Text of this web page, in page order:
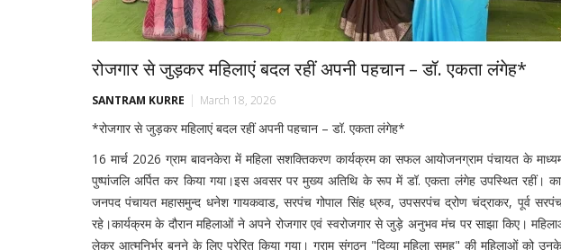
रोजगार से जुड़कर महिलाएं बदल रहीं अपनी पहचान – डॉ. एकता लंगेह*
SANTRAM KURRE March 18, 2026
*रोजगार से जुड़कर महिलाएं बदल रहीं अपनी पहचान – डॉ. एकता लंगेह*
16 मार्च 2026 ग्राम बावनकेरा में महिला सशक्तिकरण कार्यक्रम का सफल आयोजनग्राम पंचायत के
पुष्पांजलि अर्पित कर किया गया।इस अवसर पर मुख्य अतिथि के रूप में डॉ. एकता लंगेह उपस्थित रहीं।
जनपद पंचायत महासमुन्द धनेश गायकवाड, सरपंच गोपाल सिंह ध्रुव, उपसरपंच द्रोण चंद्राकर, पूर्व
रहे।कार्यक्रम के दौरान महिलाओं ने अपने रोजगार एवं स्वरोजगार से जुड़े अनुभव मंच पर साझा किए।
लेकर आत्मनिर्भर बनने के लिए प्रेरित किया गया। ग्राम संगठन "दिव्या महिला समूह" की महिलाओं को